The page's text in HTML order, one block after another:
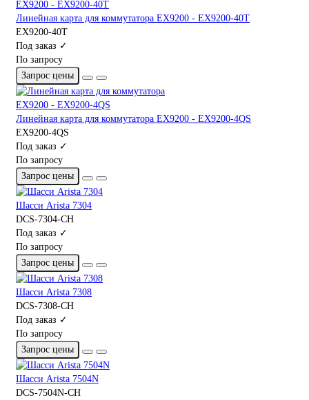
Линейная карта для коммутатора EX9200 - EX9200-40T
EX9200-40T
Под заказ ✓
По запросу
Запрос цены
Линейная карта для коммутатора EX9200 - EX9200-4QS
EX9200-4QS
Под заказ ✓
По запросу
Запрос цены
Шасси Arista 7304
DCS-7304-CH
Под заказ ✓
По запросу
Запрос цены
Шасси Arista 7308
DCS-7308-CH
Под заказ ✓
По запросу
Запрос цены
Шасси Arista 7504N
DCS-7504N-CH